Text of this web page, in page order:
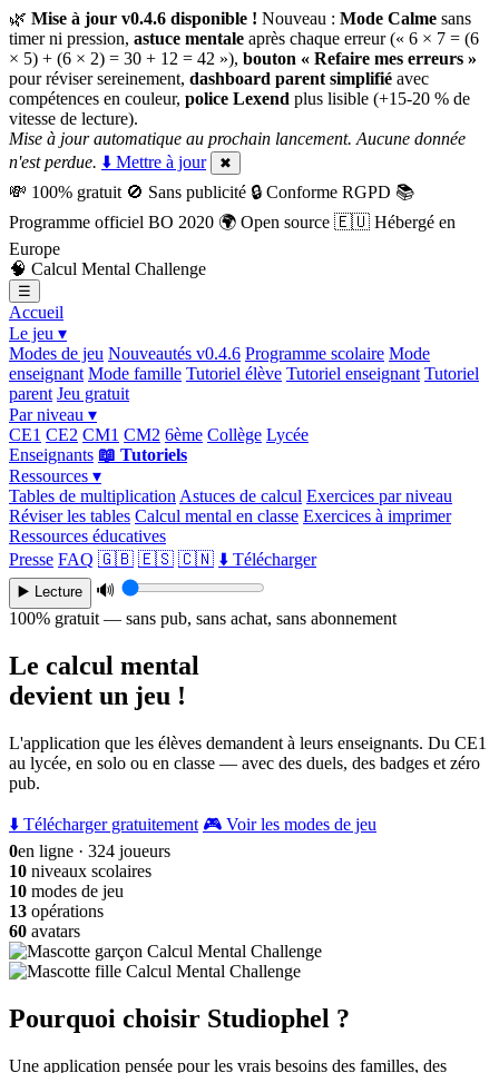
🌿 Mise à jour v0.4.6 disponible ! Nouveau : Mode Calme sans
timer ni pression, astuce mentale après chaque erreur (« 6 × 7 = (6
× 5) + (6 × 2) = 30 + 12 = 42 »), bouton « Refaire mes erreurs »
pour réviser sereinement, dashboard parent simplifié avec
compétences en couleur, police Lexend plus lisible (+15-20 % de
vitesse de lecture).
Mise à jour automatique au prochain lancement. Aucune donnée
n'est perdue. ⬇️ Mettre à jour ✖
💸 100% gratuit 🚫 Sans publicité 🔒 Conforme RGPD 📚
Programme officiel BO 2020 🌍 Open source 🇪🇺 Hébergé en
Europe
🧠 Calcul Mental Challenge
☰
Accueil
Le jeu ▾
Modes de jeu Nouveautés v0.4.6 Programme scolaire Mode
enseignant Mode famille Tutoriel élève Tutoriel enseignant Tutoriel
parent Jeu gratuit
Par niveau ▾
CE1 CE2 CM1 CM2 6ème Collège Lycée
Enseignants 📖 Tutoriels
Ressources ▾
Tables de multiplication Astuces de calcul Exercices par niveau
Réviser les tables Calcul mental en classe Exercices à imprimer
Ressources éducatives
Presse FAQ 🇬🇧 🇪🇸 🇨🇳 ⬇️ Télécharger
▶️ Lecture
🔊
100% gratuit — sans pub, sans achat, sans abonnement
Le calcul mental
devient un jeu !
L'application que les élèves demandent à leurs enseignants. Du CE1
au lycée, en solo ou en classe — avec des duels, des badges et zéro
pub.
⬇️ Télécharger gratuitement 🎮 Voir les modes de jeu
0en ligne · 324 joueurs
10 niveaux scolaires
10 modes de jeu
13 opérations
60 avatars
Pourquoi choisir Studiophel ?
Une application pensée pour les vrais besoins des familles, des